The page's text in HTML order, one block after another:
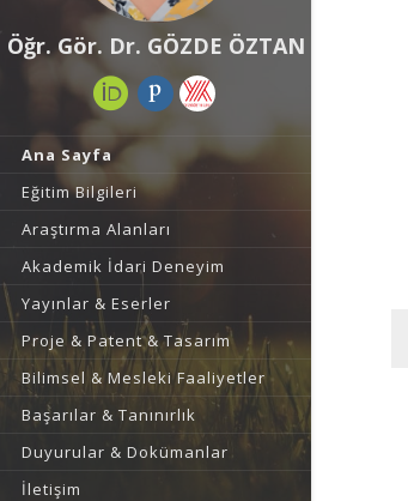
Öğr. Gör. Dr. GÖZDE ÖZTAN
Ana Sayfa
Eğitim Bilgileri
Araştırma Alanları
Akademik İdari Deneyim
Yayınlar & Eserler
Proje & Patent & Tasarım
Bilimsel & Mesleki Faaliyetler
Başarılar & Tanınırlık
Duyurular & Dokümanlar
İletişim